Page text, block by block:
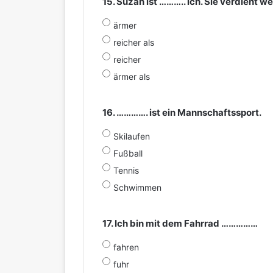
ärmer
reicher als
reicher
ärmer als
16. …………. ist ein Mannschaftssport.
Skilaufen
Fußball
Tennis
Schwimmen
17. Ich bin mit dem Fahrrad ……………
fahren
fuhr